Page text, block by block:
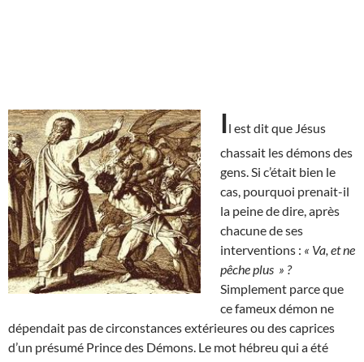
Il est dit que Jésus
chassait les démons des
gens. Si c’était bien le
cas, pourquoi prenait-il
la peine de dire, après
chacune de ses
interventions : « Va, et ne
pêche plus » ?
Simplement parce que
ce fameux démon ne
dépendait pas de circonstances extérieures ou des caprices
d’un présumé Prince des Démons. Le mot hébreu qui a été